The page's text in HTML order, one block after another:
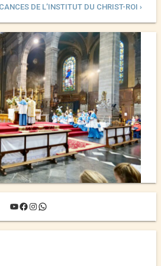
DE L’INSTITUT DU CHRIST-ROI ›
YouTube
Facebook
Instagram
WhatsApp